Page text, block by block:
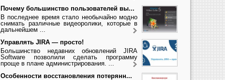
Почему большинство пользователей вы...
В последнее время стало необычайно модно
снимать различные видеоролики, которые в
дальнейшем ...
Управлять JIRA — просто!
Большинство недавних обновлений JIRA
Software позволили сделать программу
проще в плане администрирования. ...
Особенности восстановления потерянн...